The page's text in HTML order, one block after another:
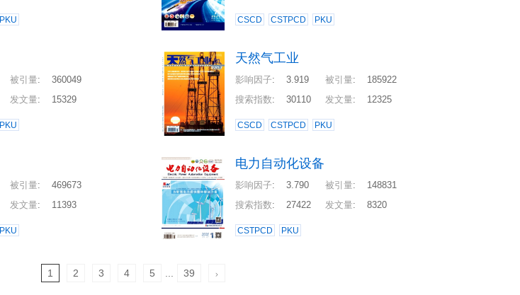
PKU CSCD CSTPCD PKU
被引量:
360049
发文量: 15329
PKU
天然气工业
影响因子: 3.919 被引量:
185922
搜索指数: 30110 发文量: 12325
CSCD CSTPCD PKU
被引量:
469673
发文量: 11393
PKU
电力自动化设备
影响因子: 3.790 被引量:
148831
搜索指数: 27422 发文量: 8320
CSTPCD PKU
1 2 3 4 5 39 